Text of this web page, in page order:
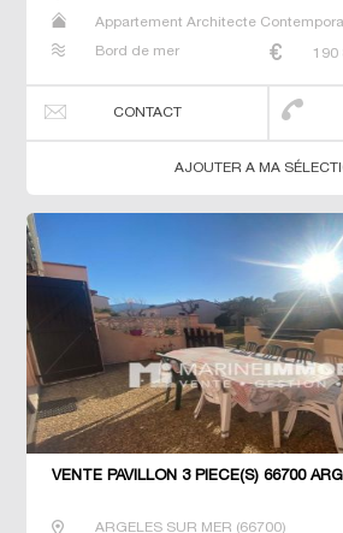
Appartement Architecte
Bord de mer 190
CONTACT
AJOUTER A MA
VENTE PAVILLON 3 PIÈCE(S) 66700
ARGELES SUR MER (66700)